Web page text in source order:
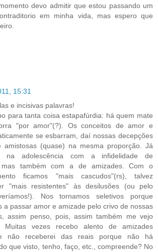
devo admitir que estou passando um
em minha vida, mas espero que
15:31
e incisivas palavras!
para tanta coisa estapafúrdia: há quem mate
"por amor"(?). Os conceitos de amor e
se esbarram, daí nossas decepções
amistosas (quase) na mesma proporção. Já
na adolescência com a infidelidade de
mas também com a de amizades. Com o
ficamos "mais cascudos"(rs), talvez
"mais resistentes" às desilusões (ou pelo
Nos tornamos seletivos porque
a passar amor e amizade pelo crivo de nossas
assim penso, pois, assim também me vejo
Muitas vezes recebo alento de amizades
não receberei das reais porque não há
que visto, tenho, faço, etc., compreende? No